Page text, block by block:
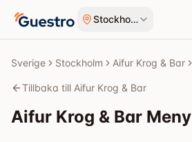
Stockholm
Sverige Stockholm Aifur Krog & Bar
Tillbaka till Aifur Krog & Bar
Aifur Krog & Bar Meny